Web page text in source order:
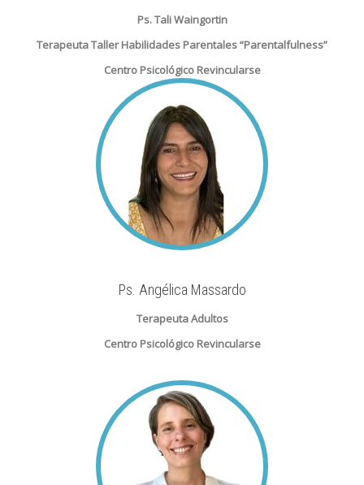
Ps. Tali Waingortin
Terapeuta Taller Habilidades Parentales “Parentalfulness”
Centro Psicológico Revincularse
Ps. Angélica Massardo
Terapeuta Adultos
Centro Psicológico Revincularse